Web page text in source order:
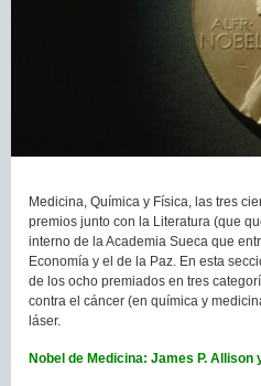
Medicina, Química y Física, las tres
premios junto con la Literatura (que
interno de la Academia Sueca que
Economía y el de la Paz. En esta
de los ocho premiados en tres
contra el cáncer (en química y
láser.
Nobel de Medicina: James P. Allison